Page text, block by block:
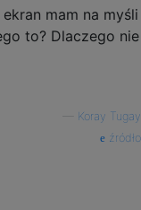
mam na myśli
to? Dlaczego nie
Koray Tugay
źródło